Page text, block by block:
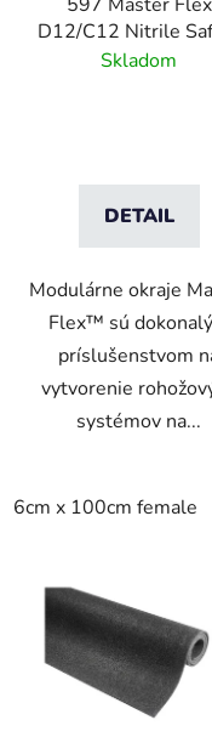
D12/C12 Nitrile
Ramps -Skladom
DETAIL
Modulárne okraje
Flex™ sú
príslušenstvom
vytvorenie
systémov na...
6cm x 100cm female